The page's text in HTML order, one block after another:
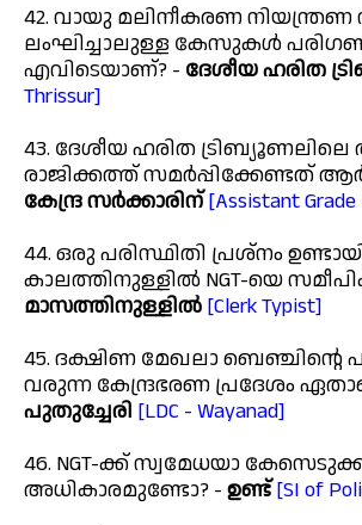
42. വായു മലിനീകരണ നിയന്ത്രണ
ലംഘിച്ചാലുള്ള കേസുകൾ
എവിടെയാണ്? - ദേശീയ ഹരിത
Thrissur]
43. ദേശീയ ഹരിത
രാജിക്കത്ത് സമർപ്പിക്കേണ്ടത്
കേന്ദ്ര സർക്കാരിന് [Assistant Grade
44. ഒരു പരിസ്ഥിതി പ്രശ്നം
കാലത്തിനുള്ളിൽ NGT-യെ
മാസത്തിനുള്ളിൽ [Clerk Typist]
45. ദക്ഷിണ മേഖലാ ബെഞ്ചിന്റെ
വരുന്ന കേന്ദ്രഭരണ പ്രദേശം
പുതുച്ചേരി [LDC - Wayanad]
46. NGT-ക്ക് സ്വമേധയാ
അധികാരമുണ്ടോ? - ഉണ്ട് [SI of